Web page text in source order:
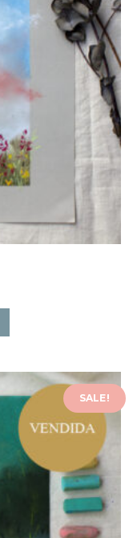
SALE!